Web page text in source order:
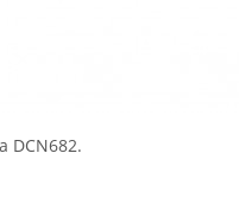
DCN682.